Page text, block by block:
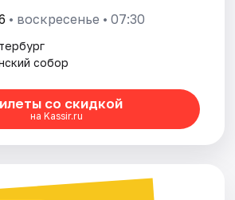
• воскресенье • 07:30
собор
со скидкой
на Kassir.ru